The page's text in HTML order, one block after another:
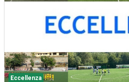
Eccellenza